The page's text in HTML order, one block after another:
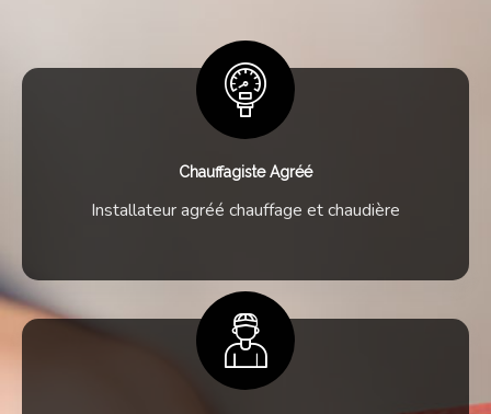
Chauffagiste Agréé
Installateur agréé chauffage et chaudière